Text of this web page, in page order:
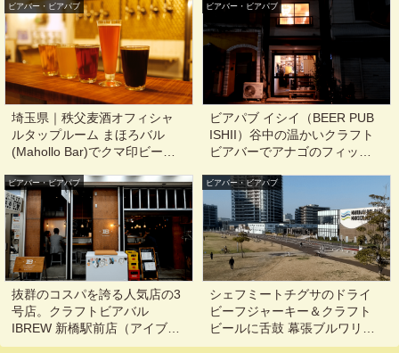
飯能
ビアバー・ビアパブ
埼玉県｜秩父麦酒オフィシャ
ルタップルーム まほろバル
(Mahollo Bar)でクマ印ビール
ビアバー・ビアパブ
ビアパブ イシイ（BEER PUB
ISHII）谷中の温かいクラフト
ビアバーでアナゴのフィッシ
日暮里, 日暮里, 千駄木
ビアバー・ビアパブ
抜群のコスパを誇る人気店の3
号店。クラフトビアバル
IBREW 新橋駅前店（アイブリ
ュー）
ビアバー・ビアパブ
シェフミートチグサのドライ
ビーフジャーキー＆クラフト
ビールに舌鼓 幕張ブルワリー
その9@千葉,海浜幕張